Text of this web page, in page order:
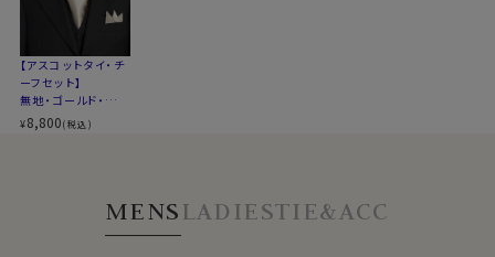
【アスコットタイ・チ
ーフセット】
無地・ゴールド・日本
製
¥8,800(税込)
MENSLADIESTIE&ACC